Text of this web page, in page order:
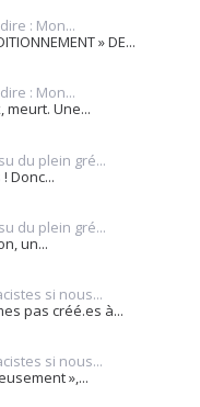
: Mon...
» DE...
: Mon...
Une...
du plein gré...
Donc...
du plein gré...
un...
si nous...
pas créé.es à...
si nous...
»,...